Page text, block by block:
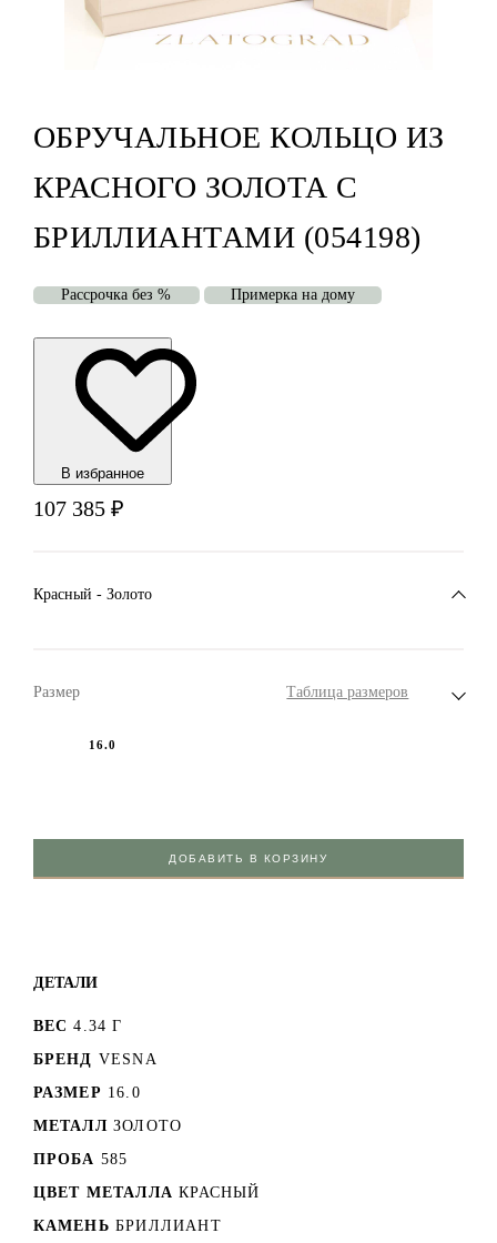
ОБРУЧАЛЬНОЕ КОЛЬЦО ИЗ
КРАСНОГО ЗОЛОТА С
БРИЛЛИАНТАМИ (054198)
Рассрочка без % Примерка на дому
В избранноe
107 385 ₽
Красный - Золото
Размер Таблица размеров
16.0
ДОБАВИТЬ В КОРЗИНУ
ДЕТАЛИ
ВЕС 4.34 Г
БРЕНД VESNA
РАЗМЕР 16.0
МЕТАЛЛ ЗОЛОТО
ПРОБА 585
ЦВЕТ МЕТАЛЛА КРАСНЫЙ
КАМЕНЬ БРИЛЛИАНТ